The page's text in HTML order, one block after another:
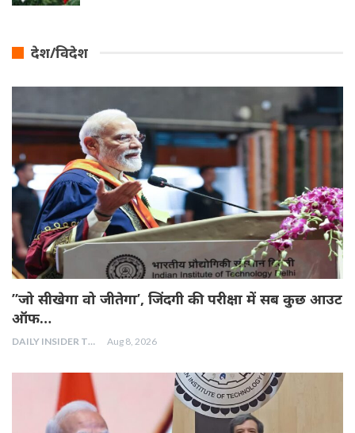
देश/विदेश
”जो सीखेगा वो जीतेगा’, जिंदगी की परीक्षा में सब कुछ आउट
ऑफ…
DAILY INSIDER TEAM Aug 8, 2026